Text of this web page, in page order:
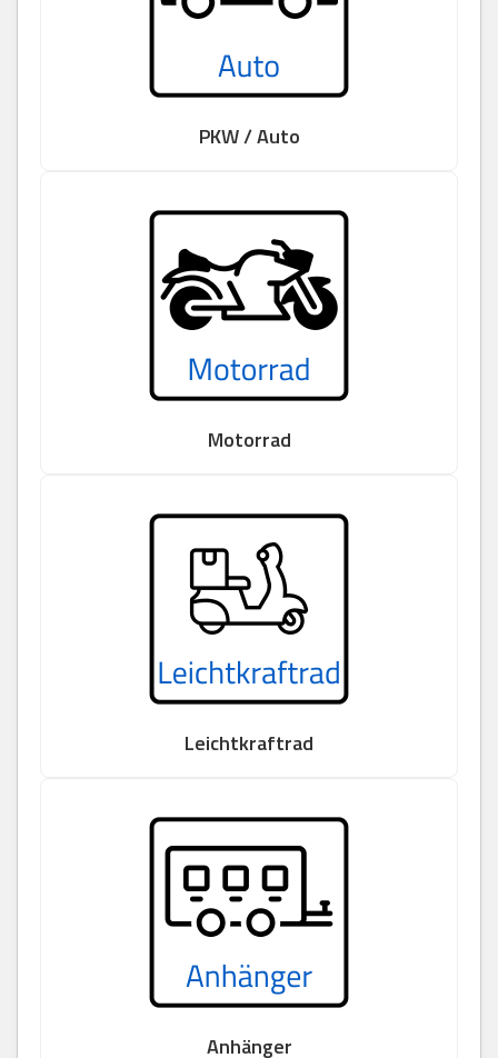
PKW / Auto
Motorrad
Leichtkraftrad
Anhänger